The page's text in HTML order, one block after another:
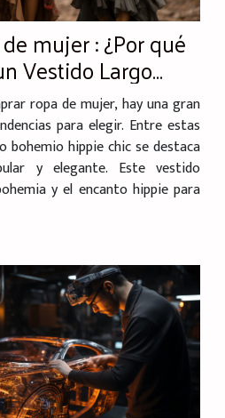
mujer : ¿Por qué
Vestido Largo
Hippie Chic ?
ropa de mujer, hay una gran
para elegir. Entre estas
bohemio hippie chic se destaca
y elegante. Este vestido
y el encanto hippie para